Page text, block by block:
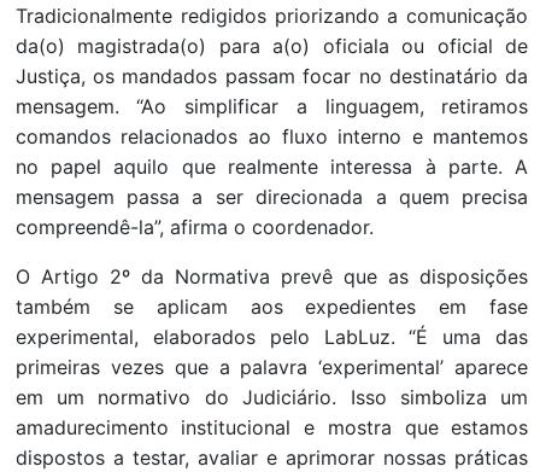
Tradicionalmente redigidos priorizando a comunicação
da(o) magistrada(o) para a(o) oficiala ou oficial de
Justiça, os mandados passam focar no destinatário da
mensagem. “Ao simplificar a linguagem, retiramos
comandos relacionados ao fluxo interno e mantemos
no papel aquilo que realmente interessa à parte. A
mensagem passa a ser direcionada a quem precisa
compreendê-la”, afirma o coordenador.
O Artigo 2º da Normativa prevê que as disposições
também se aplicam aos expedientes em fase
experimental, elaborados pelo LabLuz. “É uma das
primeiras vezes que a palavra ‘experimental’ aparece
em um normativo do Judiciário. Isso simboliza um
amadurecimento institucional e mostra que estamos
dispostos a testar, avaliar e aprimorar nossas práticas